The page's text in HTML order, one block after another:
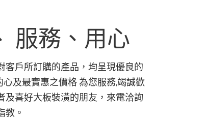
服務、用心
客戶所訂購的產品，均呈現優良的
及最實惠之價格 為您服務,竭誠歡
及喜好大板裝潢的朋友，來電洽詢
教。